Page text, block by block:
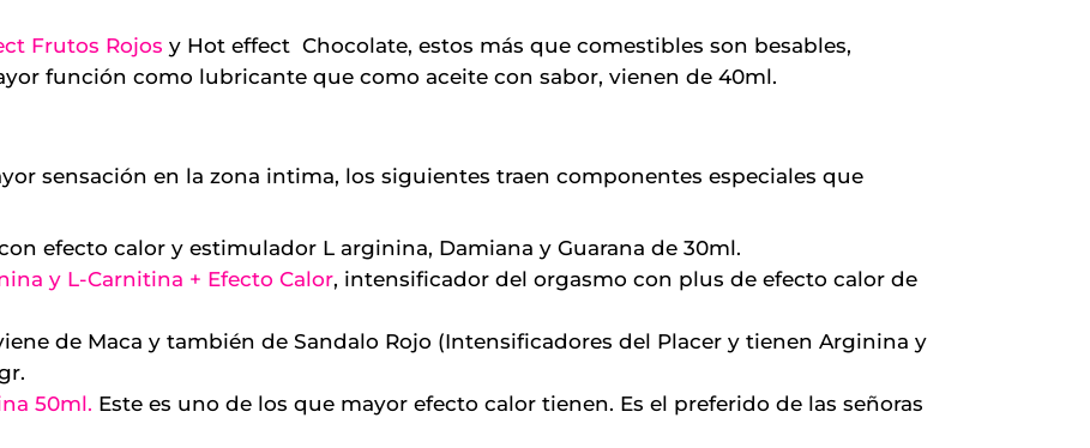
Frutos Rojos y Hot effect Chocolate, estos más que comestibles son besables,
función como lubricante que como aceite con sabor, vienen de 40ml.
sensación en la zona intima, los siguientes traen componentes especiales que
efecto calor y estimulador L arginina, Damiana y Guarana de 30ml.
y L-Carnitina + Efecto Calor, intensificador del orgasmo con plus de efecto calor de
de Maca y también de Sandalo Rojo (Intensificadores del Placer y tienen Arginina y
50ml. Este es uno de los que mayor efecto calor tienen. Es el preferido de las señoras